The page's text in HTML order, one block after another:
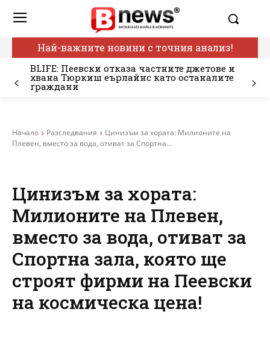
Най-важните новини с точния анализ!
BLIFE: Пеевски отказа частните джетове и
хвана Тюркиш еърлайнс като останалите
граждани
Начало Разследвания
Цинизъм за хората: Милионите на
Плевен, вместо за вода, отиват за Спортна...
Цинизъм за хората:
Милионите на Плевен,
вместо за вода, отиват за
Спортна зала, която ще
строят фирми на Пеевски
на космическа цена!